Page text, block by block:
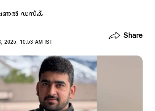
ഡസ്ക്
2025, 10:53 AM IST
Share